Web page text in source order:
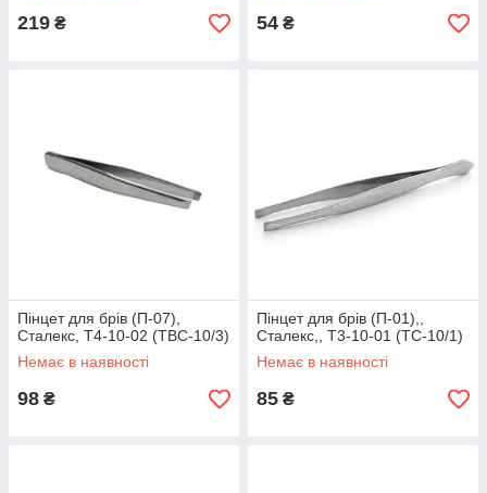
219 ₴ 54 ₴
Пінцет для брів (П-07),
Сталекс, T4-10-02 (TBC-10/3)
Немає в наявності
98 ₴
Пінцет для брів (П-01),,
Сталекс,, T3-10-01 (TC-10/1)
Немає в наявності
85 ₴